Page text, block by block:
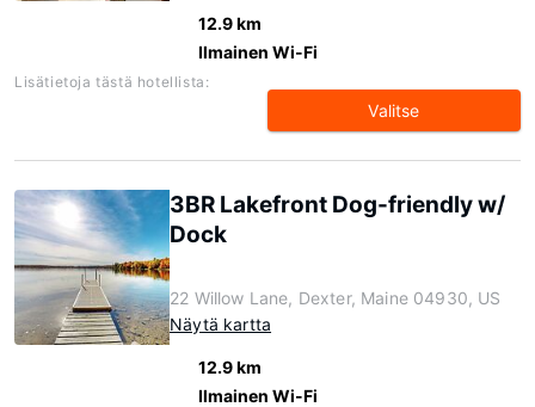
12.9 km
Ilmainen Wi-Fi
Lisätietoja tästä hotellista:
Valitse
3BR Lakefront Dog-friendly w/
Dock
22 Willow Lane, Dexter, Maine 04930, US
Näytä kartta
12.9 km
Ilmainen Wi-Fi